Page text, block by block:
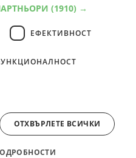
"Епископ
Форми: редовнаПрофесии:
(1910) →
ЕФЕКТИВНОСТ
ОТХВЪРЛЕТЕ ВСИЧКИ